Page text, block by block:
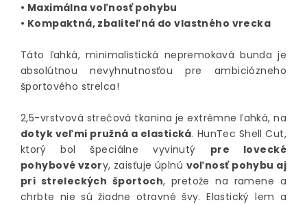
• Maximálna voľnosť pohybu
• Kompaktná, zbaliteľná do vlastného vrecka
Táto ľahká, minimalistická nepremokavá bunda je
absolútnou nevyhnutnosťou pre ambiciózneho
športového strelca!
2,5-vrstvová strečová tkanina je extrémne ľahká, na
dotyk veľmi pružná a elastická. HunTec Shell Cut,
ktorý bol špeciálne vyvinutý pre lovecké
pohybové vzory, zaisťuje úplnú voľnosť pohybu aj
pri streleckých športoch, pretože na ramene a
chrbte nie sú žiadne otravné švy. Elastický lem a